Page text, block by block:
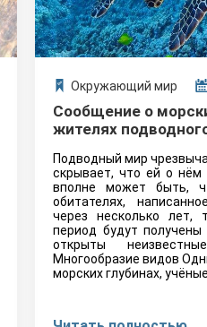
Окружающий мир
Сообщение о
жителях
Подводный мир
скрывает, что ей о нём
вполне может быть,
обитателях,
через несколько лет,
период будут
открыты
Многообразие видов
морских глубинах,